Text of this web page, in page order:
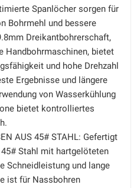
Spanlöcher sorgen für
Bohrmehl und bessere
Dreikantbohrerschaft,
Handbohrmaschinen, bietet
und hohe Drehzahl
Ergebnisse und längere
von Wasserkühlung
bietet kontrolliertes
AUS 45# STAHL: Gefertigt
Stahl mit hartgelöteten
Schneidleistung und lange
ist für Nassbohren